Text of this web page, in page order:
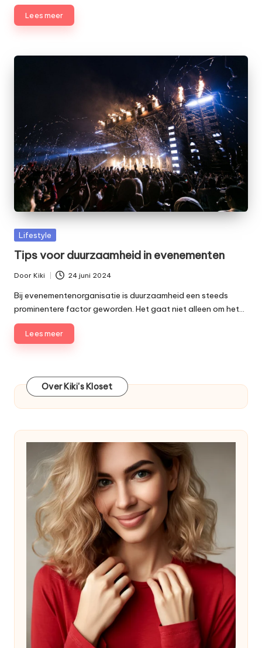
Lees meer
Geplaatst
Lifestyle
Tips voor duurzaamheid in evenementen
Geplaatst
door
Door Kiki 24 juni 2024
Bij evenementenorganisatie is duurzaamheid een steeds
prominentere factor geworden. Het gaat niet alleen om het…
Lees meer
Over Kiki's Kloset